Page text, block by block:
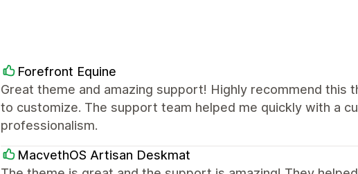
Forefront Equine
Great theme and amazing support! Highly recommend this
to customize. The support team helped me quickly with a
professionalism.
MacvethOS Artisan Deskmat